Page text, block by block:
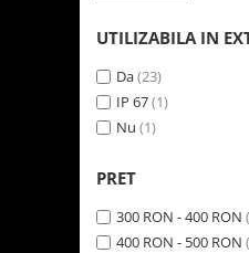
UTILIZABILA IN
Da(23)
IP 67(1)
Nu (1)
PRET
300 RON - 400 RON
400 RON - 500 RON